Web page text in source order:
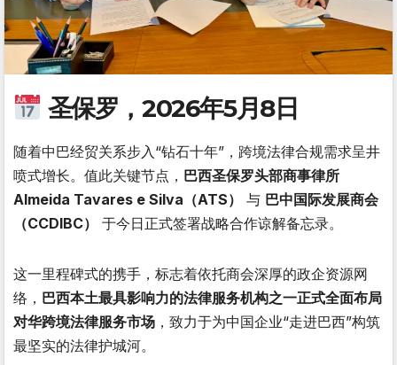
圣保罗，2026年5月8日
随着中巴经贸关系步入“钻石十年”，跨境法律合规需求呈井
喷式增长。值此关键节点， 巴西圣保罗头部商事律所
Almeida Tavares e Silva（ATS）
与 巴中国际发展商会
（CCDIBC）
于今日正式签署战略合作谅解备忘录。
这一里程碑式的携手，标志着依托商会深厚的政企资源网
络， 巴西本土最具影响力的法律服务机构之一正式全面布局
对华跨境法律服务市场 ，致力于为中国企业“走进巴西”构筑
最坚实的法律护城河。